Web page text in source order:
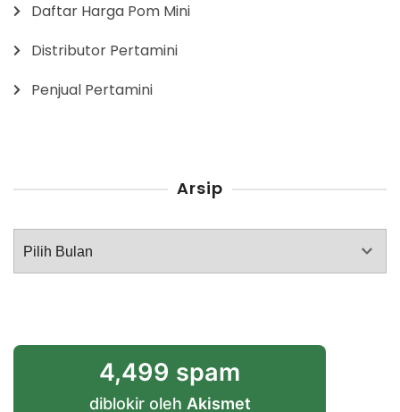
Daftar Harga Pom Mini
Distributor Pertamini
Penjual Pertamini
Arsip
Arsip
4,499 spam
diblokir oleh Akismet